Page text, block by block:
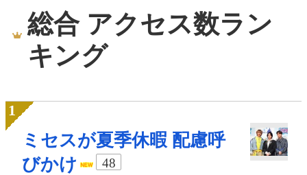
総合 アクセス数ラン
キング
ミセスが夏季休暇 配慮呼
びかけ
48